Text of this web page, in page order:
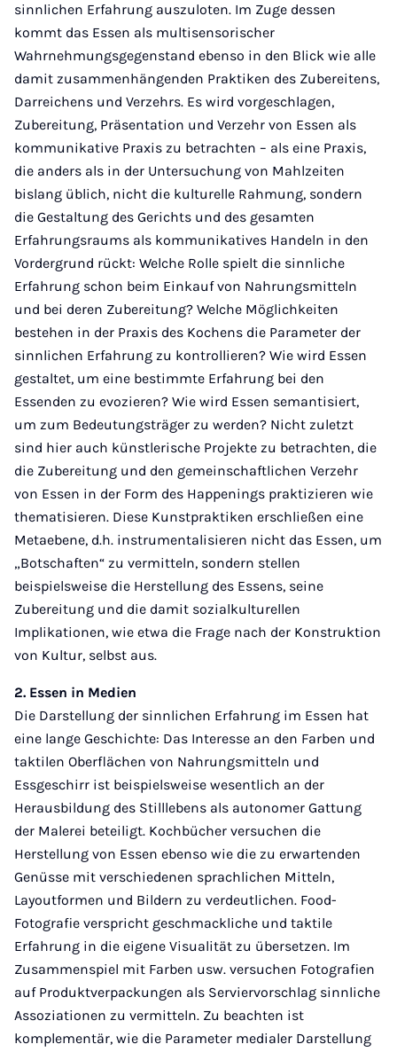
sinnlichen Erfahrung auszuloten. Im Zuge dessen
kommt das Essen als multisensorischer
Wahrnehmungsgegenstand ebenso in den Blick wie alle
damit zusammenhängenden Praktiken des Zubereitens,
Darreichens und Verzehrs. Es wird vorgeschlagen,
Zubereitung, Präsentation und Verzehr von Essen als
kommunikative Praxis zu betrachten – als eine Praxis,
die anders als in der Untersuchung von Mahlzeiten
bislang üblich, nicht die kulturelle Rahmung, sondern
die Gestaltung des Gerichts und des gesamten
Erfahrungsraums als kommunikatives Handeln in den
Vordergrund rückt: Welche Rolle spielt die sinnliche
Erfahrung schon beim Einkauf von Nahrungsmitteln
und bei deren Zubereitung? Welche Möglichkeiten
bestehen in der Praxis des Kochens die Parameter der
sinnlichen Erfahrung zu kontrollieren? Wie wird Essen
gestaltet, um eine bestimmte Erfahrung bei den
Essenden zu evozieren? Wie wird Essen semantisiert,
um zum Bedeutungsträger zu werden? Nicht zuletzt
sind hier auch künstlerische Projekte zu betrachten, die
die Zubereitung und den gemeinschaftlichen Verzehr
von Essen in der Form des Happenings praktizieren wie
thematisieren. Diese Kunstpraktiken erschließen eine
Metaebene, d.h. instrumentalisieren nicht das Essen, um
„Botschaften“ zu vermitteln, sondern stellen
beispielsweise die Herstellung des Essens, seine
Zubereitung und die damit sozialkulturellen
Implikationen, wie etwa die Frage nach der Konstruktion
von Kultur, selbst aus.
2. Essen in Medien
Die Darstellung der sinnlichen Erfahrung im Essen hat
eine lange Geschichte: Das Interesse an den Farben und
taktilen Oberflächen von Nahrungsmitteln und
Essgeschirr ist beispielsweise wesentlich an der
Herausbildung des Stilllebens als autonomer Gattung
der Malerei beteiligt. Kochbücher versuchen die
Herstellung von Essen ebenso wie die zu erwartenden
Genüsse mit verschiedenen sprachlichen Mitteln,
Layoutformen und Bildern zu verdeutlichen. Food-
Fotografie verspricht geschmackliche und taktile
Erfahrung in die eigene Visualität zu übersetzen. Im
Zusammenspiel mit Farben usw. versuchen Fotografien
auf Produktverpackungen als Serviervorschlag sinnliche
Assoziationen zu vermitteln. Zu beachten ist
komplementär, wie die Parameter medialer Darstellung